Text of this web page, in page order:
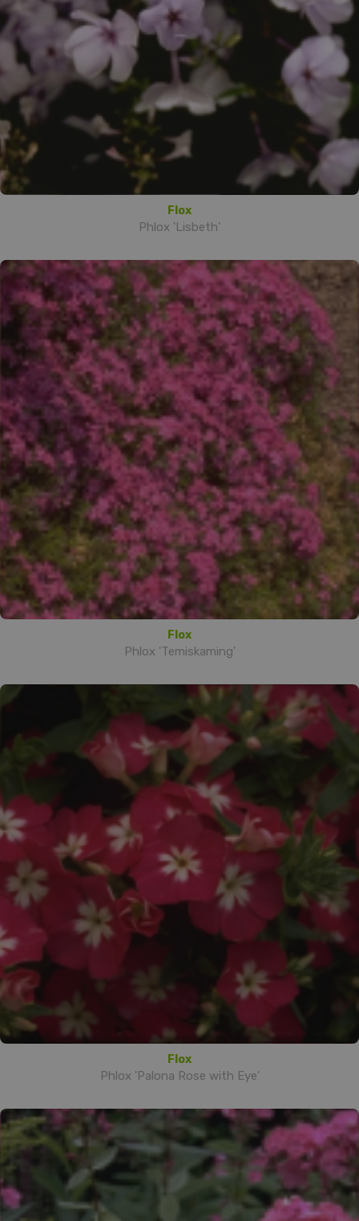
Flox
Phlox 'Lisbeth'
Flox
Phlox 'Temiskaming'
Flox
Phlox 'Palona Rose with Eye'